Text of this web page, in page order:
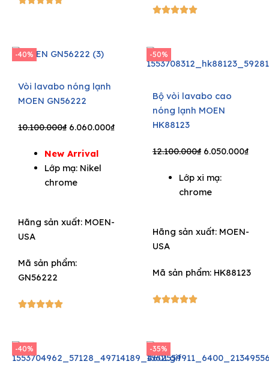
5/5
-40%
Vòi lavabo nóng lạnh
MOEN GN56222
10.100.000₫ Original
was:
10.100.000₫.
6.060.000₫Current
New Arrival
Lớp mạ: Nikel
chrome
Hãng sản xuất: MOEN-
USA
Mã sản phẩm:
GN56222
5/5
-50%
Bộ vòi lavabo cao
nóng lạnh MOEN
HK88123
12.100.000₫ Original
was:
12.100.000₫.
6.050.000₫
Lớp xi mạ:
chrome
Hãng sản xuất: MOEN-
USA
Mã sản phẩm: HK88123
5/5
-40% -35%